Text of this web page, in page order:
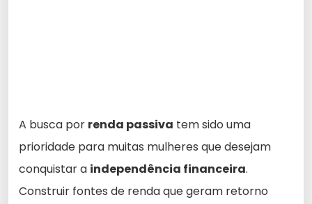
A busca por renda passiva tem sido uma
prioridade para muitas mulheres que desejam
conquistar a independência financeira.
Construir fontes de renda que geram retorno